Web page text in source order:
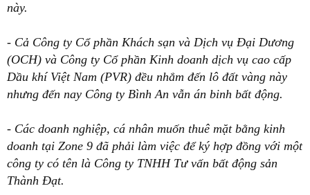
này.
- Cả Công ty Cổ phần Khách sạn và Dịch vụ Đại Dương
(OCH) và Công ty Cổ phần Kinh doanh dịch vụ cao cấp
Dầu khí Việt Nam (PVR) đều nhắm đến lô đất vàng này
nhưng đến nay Công ty Bình An vẫn án binh bất động.
- Các doanh nghiệp, cá nhân muốn thuê mặt bằng kinh
doanh tại Zone 9 đã phải làm việc để ký hợp đồng với một
công ty có tên là Công ty TNHH Tư vấn bất động sản
Thành Đạt.